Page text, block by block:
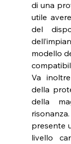
di una
utile
del
modello
Va
della
della
presente
livello